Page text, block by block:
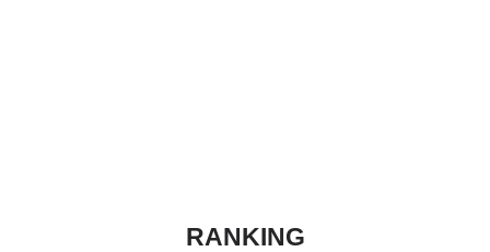
RANKING